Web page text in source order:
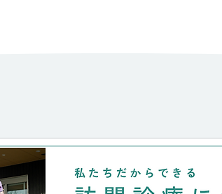
私達の微力に加え、住み慣れた家
と